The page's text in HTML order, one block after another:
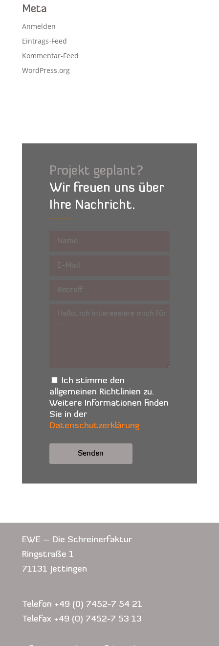
Meta
Anmelden
Eintrags-Feed
Kommentar-Feed
WordPress.org
Projekt geplant?
Wir freuen uns über
Ihre Nachricht.
Ich stimme den
allgemeinen Richtlinien zu.
Weitere Informationen finden
Sie in der
Datenschutzerklärung
EWE – Die Schreinerfaktur
Ringstraße 1
71131 Jettingen
Telefon +49 (0) 7452-7 54 21
Telefax +49 (0) 7452-7 53 13